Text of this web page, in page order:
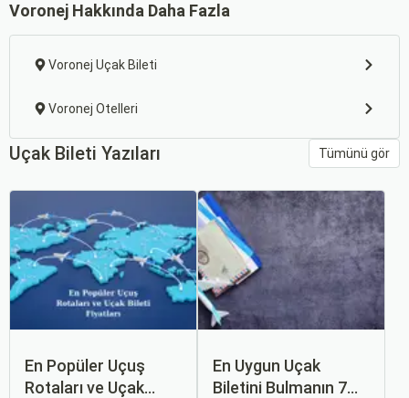
Voronej Hakkında Daha Fazla
Voronej Uçak Bileti
Voronej Otelleri
Uçak Bileti Yazıları Tümünü gör
En Popüler Uçuş
Rotaları ve Uçak
En Uygun Uçak
Biletini Bulmanın 7